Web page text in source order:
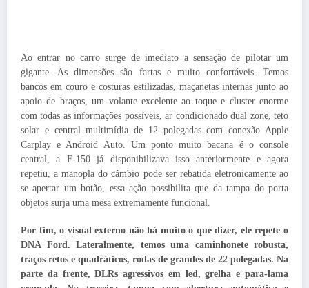
Ao entrar no carro surge de imediato a sensação de pilotar um
gigante. As dimensões são fartas e muito confortáveis. Temos
bancos em couro e costuras estilizadas, maçanetas internas junto ao
apoio de braços, um volante excelente ao toque e cluster enorme
com todas as informações possíveis, ar condicionado dual zone, teto
solar e central multimídia de 12 polegadas com conexão Apple
Carplay e Android Auto. Um ponto muito bacana é o console
central, a F-150 já disponibilizava isso anteriormente e agora
repetiu, a manopla do câmbio pode ser rebatida eletronicamente ao
se apertar um botão, essa ação possibilita que da tampa do porta
objetos surja uma mesa extremamente funcional.
Por fim, o visual externo não há muito o que dizer, ele repete o
DNA Ford. Lateralmente, temos uma caminhonete robusta,
traços retos e quadráticos, rodas de grandes de 22 polegadas. Na
parte da frente, DLRs agressivos em led, grelha e para-lama